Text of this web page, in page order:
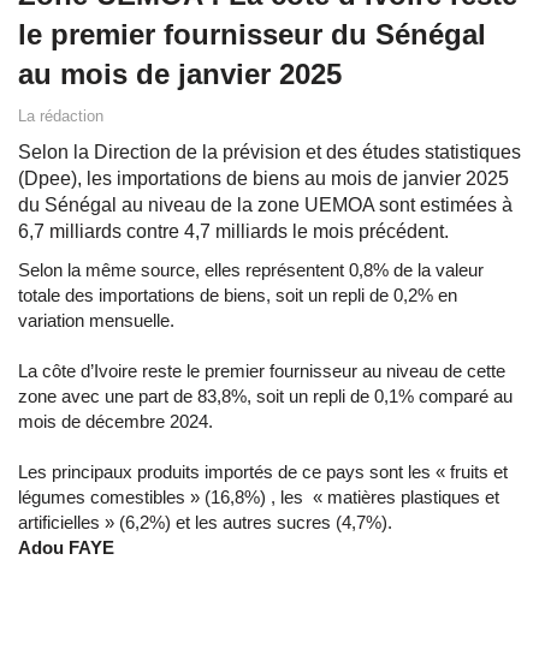
le premier fournisseur du Sénégal
au mois de janvier 2025
La rédaction
Selon la Direction de la prévision et des études statistiques
(Dpee), les importations de biens au mois de janvier 2025
du Sénégal au niveau de la zone UEMOA sont estimées à
6,7 milliards contre 4,7 milliards le mois précédent.
Selon la même source, elles représentent 0,8% de la valeur
totale des importations de biens, soit un repli de 0,2% en
variation mensuelle.
La côte d’Ivoire reste le premier fournisseur au niveau de cette
zone avec une part de 83,8%, soit un repli de 0,1% comparé au
mois de décembre 2024.
Les principaux produits importés de ce pays sont les « fruits et
légumes comestibles » (16,8%) , les « matières plastiques et
artificielles » (6,2%) et les autres sucres (4,7%).
Adou FAYE